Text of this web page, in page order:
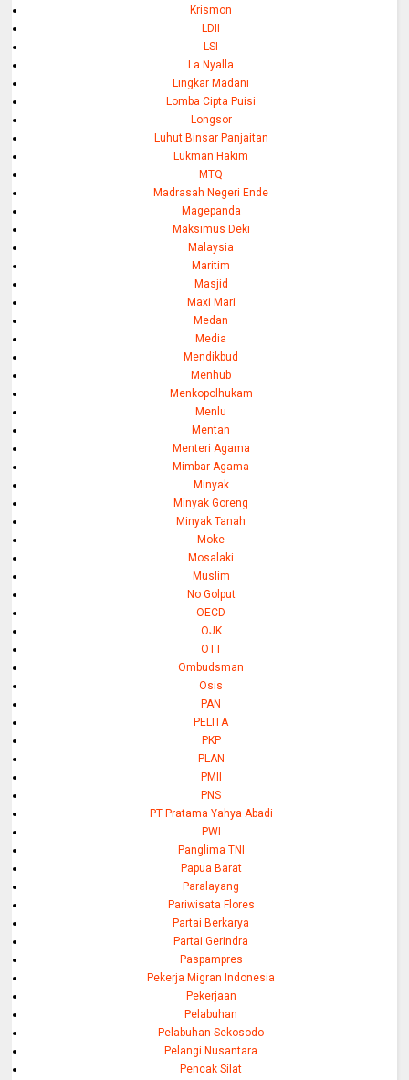
Krismon
LDII
LSI
La Nyalla
Lingkar Madani
Lomba Cipta Puisi
Longsor
Luhut Binsar Panjaitan
Lukman Hakim
MTQ
Madrasah Negeri Ende
Magepanda
Maksimus Deki
Malaysia
Maritim
Masjid
Maxi Mari
Medan
Media
Mendikbud
Menhub
Menkopolhukam
Menlu
Mentan
Menteri Agama
Mimbar Agama
Minyak
Minyak Goreng
Minyak Tanah
Moke
Mosalaki
Muslim
No Golput
OECD
OJK
OTT
Ombudsman
Osis
PAN
PELITA
PKP
PLAN
PMII
PNS
PT Pratama Yahya Abadi
PWI
Panglima TNI
Papua Barat
Paralayang
Pariwisata Flores
Partai Berkarya
Partai Gerindra
Paspampres
Pekerja Migran Indonesia
Pekerjaan
Pelabuhan
Pelabuhan Sekosodo
Pelangi Nusantara
Pencak Silat